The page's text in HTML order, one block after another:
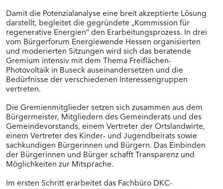
Wettenberg
BÜRGERFOREN IN SÜDHESSEN (RP
DARMSTADT)
Eltville am Rhein
Freigericht
Grävenwiesbach
Groß-Umstadt
Heidenrod
Kiedrich
Kreis Groß-Gerau
Mühltal
Schaafheim
Steinau an der Straße
Waldems
Damit die Potenzialanalyse eine breit akzeptierte Lösung
darstellt, begleitet die gegründete „Kommission für
regenerative Energien“ den Erarbeitungsprozess. In drei
vom Bürgerforum Energiewende Hessen organisierten
und moderierten Sitzungen wird sich das beratende
Gremium intensiv mit dem Thema Freiflächen-
Photovoltaik in Buseck auseinandersetzen und die
Bedürfnisse der verschiedenen Interessengruppen
vertreten.
Die Gremienmitglieder setzen sich zusammen aus dem
Bürgermeister, Mitgliedern des Gemeinderats und des
Gemeindevorstands, einem Vertreter der Ortslandwirte,
einem Vertreter des Kinder- und Jugendbeirats sowie
sachkundigen Bürgerinnen und Bürgern. Das Einbinden
der Bürgerinnen und Bürger schafft Transparenz und
Möglichkeiten zur Mitsprache.
Im ersten Schritt erarbeitet das Fachbüro DKC-